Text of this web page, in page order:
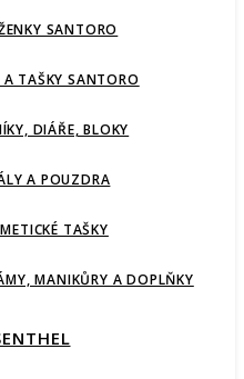
SANTORO
A TAŠKY SANTORO
DIÁŘE, BLOKY
A POUZDRA
TAŠKY
MANIKŮRY A DOPLŇKY